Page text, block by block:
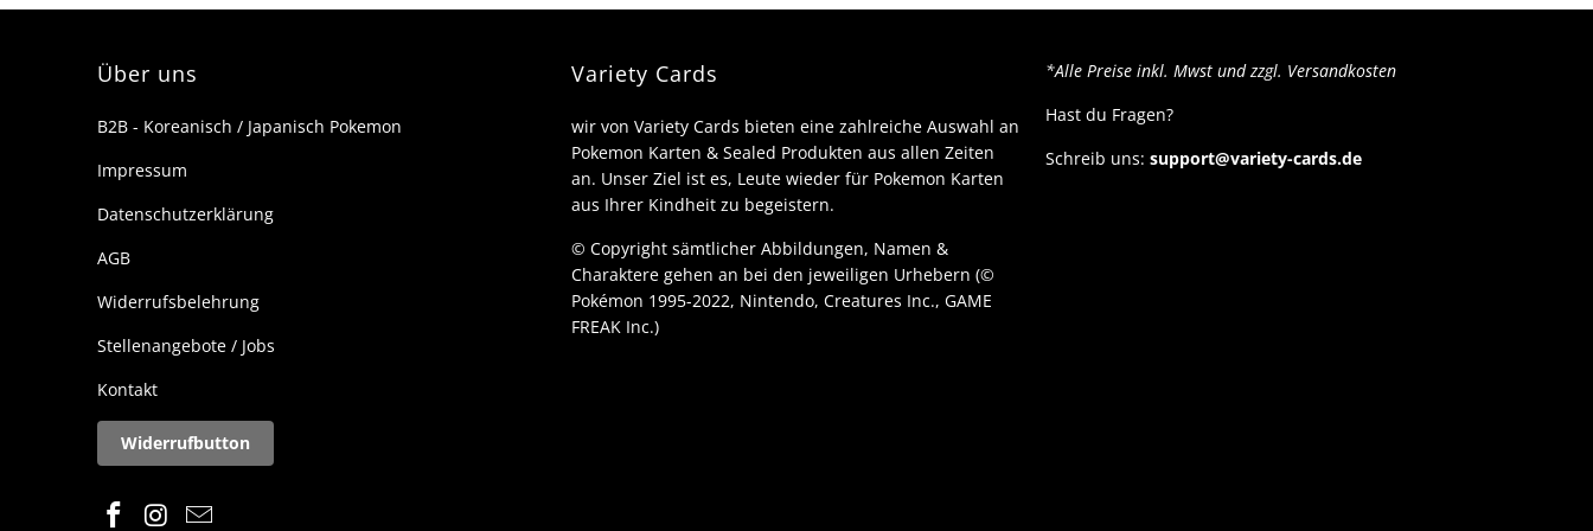
Über uns
B2B - Koreanisch / Japanisch Pokemon
Impressum
Datenschutzerklärung
AGB
Widerrufsbelehrung
Stellenangebote / Jobs
Kontakt
Widerrufbutton
Variety Cards
wir von Variety Cards bieten eine zahlreiche Auswahl an
Pokemon Karten & Sealed Produkten aus allen Zeiten
an. Unser Ziel ist es, Leute wieder für Pokemon Karten
aus Ihrer Kindheit zu begeistern.
© Copyright sämtlicher Abbildungen, Namen &
Charaktere gehen an bei den jeweiligen Urhebern (©
Pokémon 1995-2022, Nintendo, Creatures Inc., GAME
FREAK Inc.)
*Alle Preise inkl. Mwst und zzgl. Versandkosten
Hast du Fragen?
Schreib uns: support@variety-cards.de